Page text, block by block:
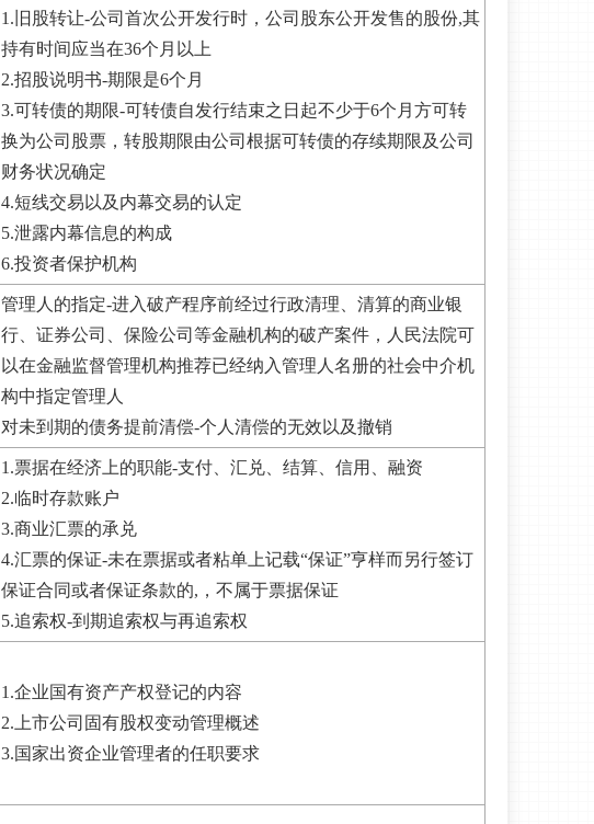
1.旧股转让-公司首次公开发行时，公司股东公开发售的股份,其
持有时间应当在36个月以上
2.招股说明书-期限是6个月
3.可转债的期限-可转债自发行结束之日起不少于6个月方可转
换为公司股票，转股期限由公司根据可转债的存续期限及公司
财务状况确定
4.短线交易以及内幕交易的认定
5.泄露内幕信息的构成
6.投资者保护机构
管理人的指定-进入破产程序前经过行政清理、清算的商业银
行、证券公司、保险公司等金融机构的破产案件，人民法院可
以在金融监督管理机构推荐已经纳入管理人名册的社会中介机
构中指定管理人
对未到期的债务提前清偿-个人清偿的无效以及撤销
1.票据在经济上的职能-支付、汇兑、结算、信用、融资
2.临时存款账户
3.商业汇票的承兑
4.汇票的保证-未在票据或者粘单上记载“保证”亨样而另行签订
保证合同或者保证条款的,，不属于票据保证
5.追索权-到期追索权与再追索权
1.企业国有资产产权登记的内容
2.上市公司固有股权变动管理概述
3.国家出资企业管理者的任职要求